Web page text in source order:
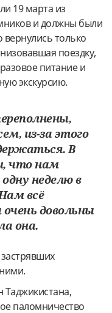
19 марта из
и должны были
вернулись только
поездку,
питание и
экскурсию.
из-за этого
В
что нам
неделю в
всё
довольны
она.
паломничество